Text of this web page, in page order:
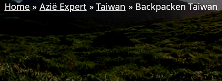
Home Azië Expert Taiwan Backpacken Taiwan